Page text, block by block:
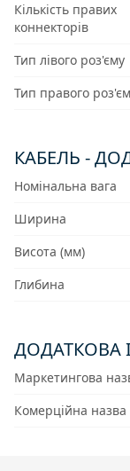
Кількість правих
коннекторів
Тип лівого роз'єму
Тип правого
КАБЕЛЬ -
Номінальна вага
Ширина
Висота (мм)
Глибина
ДОДАТКОВА
Маркетингова
Комерційна назва